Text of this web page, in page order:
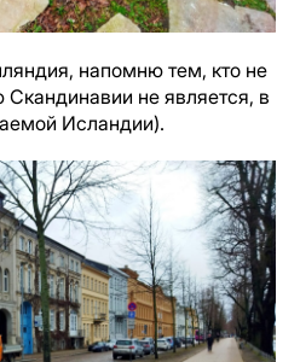
напомню тем, кто не
не является, в
Исландии).